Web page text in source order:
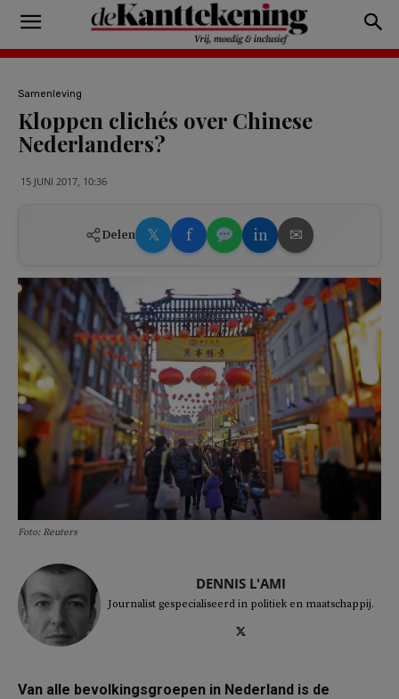
Samenleving
Kloppen clichés over Chinese
Nederlanders?
15 JUNI 2017, 10:36
Delen 𝕏 f in ✉
Foto: Reuters
DENNIS L'AMI
Journalist gespecialiseerd in politiek en maatschappij.
Van alle bevolkingsgroepen in Nederland is de